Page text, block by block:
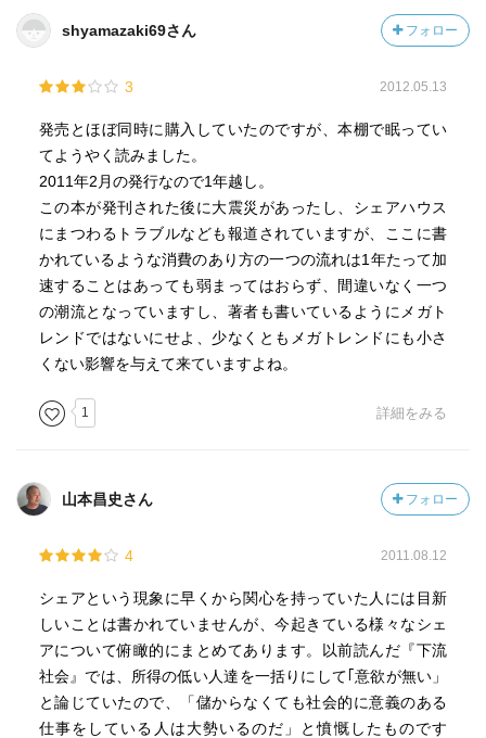
shyamazaki69さん フォロー
3 2012.05.13
発売とほぼ同時に購入していたのですが、本棚で眠ってい
てようやく読みました。
2011年2月の発行なので1年越し。
この本が発刊された後に大震災があったし、シェアハウス
にまつわるトラブルなども報道されていますが、ここに書
かれているような消費のあり方の一つの流れは1年たって加
速することはあっても弱まってはおらず、間違いなく一つ
の潮流となっていますし、著者も書いているようにメガト
レンドではないにせよ、少なくともメガトレンドにも小さ
くない影響を与えて来ていますよね。
1 詳細をみる
山本昌史さん フォロー
4 2011.08.12
シェアという現象に早くから関心を持っていた人には目新
しいことは書かれていませんが、今起きている様々なシェ
アについて俯瞰的にまとめてあります。以前読んだ『下流
社会』では、所得の低い人達を一括りにして｢意欲が無い」
と論じていたので、「儲からなくても社会的に意義のある
仕事をしている人は大勢いるのだ」と憤慨したものです